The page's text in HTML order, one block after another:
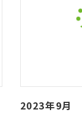
2023年9月